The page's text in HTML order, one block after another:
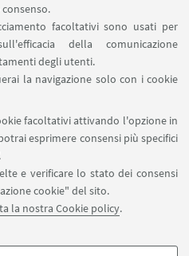
facoltativi sono usati per
della comunicazione
degli utenti.
la navigazione solo con i cookie
facoltativi attivando l'opzione in
esprimere consensi più specifici
e verificare lo stato dei consensi
cookie" del sito.
la nostra Cookie policy.